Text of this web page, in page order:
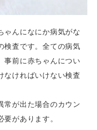
ゃんになにか病気がな
検査です。全ての病気
事前に赤ちゃんについ
なければいけない検査
常が出た場合のカウン
があります。
を連携しました」と
閉じ、トーク画面